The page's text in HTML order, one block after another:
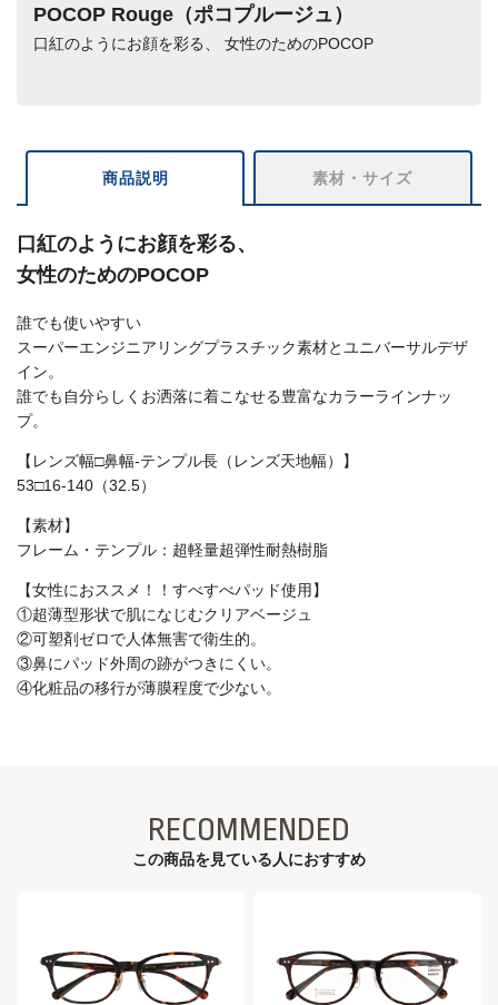
POCOP Rouge（ポコプルージュ）
口紅のようにお顔を彩る、 女性のためのPOCOP
商品説明 素材・サイズ
口紅のようにお顔を彩る、
女性のためのPOCOP
誰でも使いやすい
スーパーエンジニアリングプラスチック素材とユニバーサルデザ
イン。
誰でも自分らしくお洒落に着こなせる豊富なカラーラインナッ
プ。
【レンズ幅□鼻幅-テンプル長（レンズ天地幅）】
53□16-140（32.5）
【素材】
フレーム・テンプル：超軽量超弾性耐熱樹脂
【女性におススメ！！すべすべパッド使用】
①超薄型形状で肌になじむクリアベージュ
②可塑剤ゼロで人体無害で衛生的。
③鼻にパッド外周の跡がつきにくい。
④化粧品の移行が薄膜程度で少ない。
RECOMMENDED
この商品を見ている⼈におすすめ